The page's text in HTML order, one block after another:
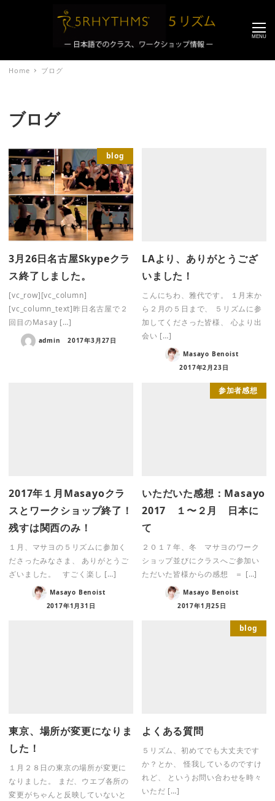
MENU
Home ブログ
ブログ
blog
3月26日名古屋Skypeクラ
ス終了しました。
[vc_row][vc_column]
[vc_column_text]昨日名古屋で２
回目のMasay […]
admin 2017年3月27日
LAより、ありがとうござ
いました！
こんにちわ、雅代です。 １月末か
ら２月の５日まで、 ５リズムに参
加してくださった皆様、 心より出
会い […]
Masayo Benoist
2017年2月23日
2017年１月Masayoクラ
スとワークショップ終了！
残すは関西のみ！
１月、マサヨの５リズムに参加く
ださったみなさま、 ありがとうご
ざいました。 すごく楽し […]
Masayo Benoist
2017年1月31日
参加者感想
いただいた感想：Masayo
2017 １〜２月 日本に
て
２０１７年、冬 マサヨのワーク
ショップ並びにクラスへご参加い
ただいた皆様からの感想 ＝ […]
Masayo Benoist
2017年1月25日
東京、場所が変更になりま
した！
１月２８日の東京の場所が変更に
なりました。 まだ、ウエブ各所の
変更がちゃんと反映していないと
blog
よくある質問
５リズム、初めてでも大丈夫です
か？とか、 怪我しているのですけ
れど、 というお問い合わせを時々
いただ […]